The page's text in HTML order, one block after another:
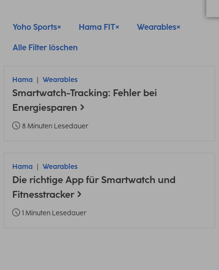
Yoho Sports Hama FIT Wearables
Alle Filter löschen
Hama Wearables
Smartwatch-Tracking: Fehler bei
Energiesparen
8 Minuten Lesedauer
Hama Wearables
Die richtige App für Smartwatch und
Fitnesstracker
1 Minuten Lesedauer